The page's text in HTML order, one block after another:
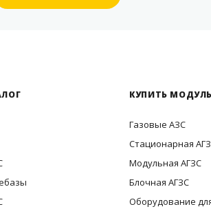
КУПИТЬ
Газовые АЗС
Стационарная
Модульная АГЗС
Блочная АГЗС
Оборудование